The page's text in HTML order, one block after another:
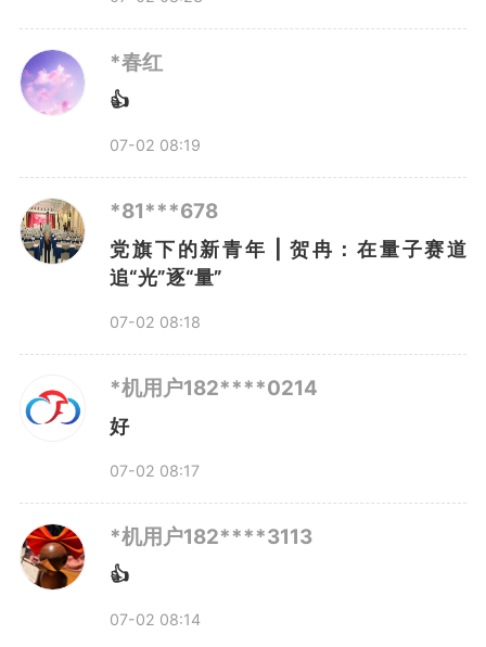
*春红
👍
07-02 08:19
*81***678
党旗下的新青年 | 贺冉：在量子赛道
追“光”逐“量”
07-02 08:18
*机用户182****0214
好
07-02 08:17
*机用户182****3113
👍
07-02 08:14